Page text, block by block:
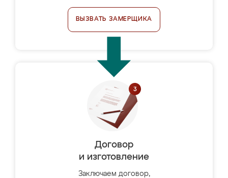
ВЫЗВАТЬ ЗАМЕРЩИКА
Договор
и изготовление
Заключаем договор,